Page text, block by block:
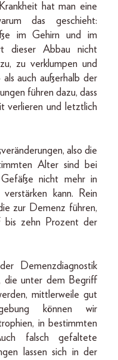
hat man eine
das geschieht:
im Gehirn und im
dieser Abbau nicht
zu verklumpen und
auch außerhalb der
führen dazu, dass
verlieren und letztlich
also die
Alter sind bei
nicht mehr in
kann. Rein
zur Demenz führen,
bis zehn Prozent der
Demenzdiagnostik
die unter dem Begriff
mittlerweile gut
können wir
in bestimmten
falsch gefaltete
lassen sich in der